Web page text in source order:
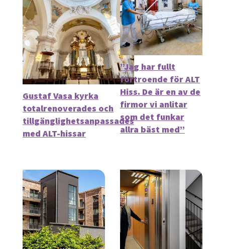
Gustaf Vasa kyrka
totalrenoverades och
tillgänglighetsanpassades
med ALT-hissar
”Jag har fullt
förtroende för ALT
Hiss. De är en av de
firmor vi anlitar
som det funkar
allra bäst med”